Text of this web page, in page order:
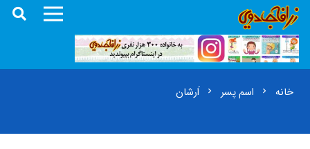
خانه chevron_right اسم پسر chevron_right اَرشان